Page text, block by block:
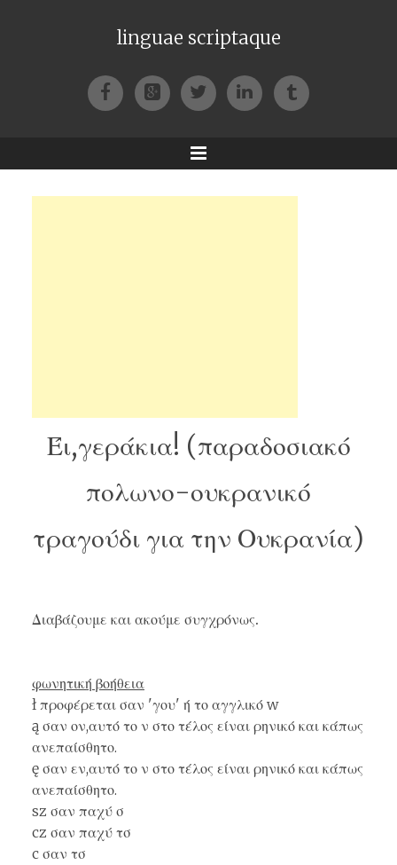
linguae scriptaque
FacebookGoogle+TwitterLinkedIn
Tumblr
Menu
Έι,γεράκια! (παραδοσιακό
πολωνο-ουκρανικό
τραγούδι για την Ουκρανία)
Διαβάζουμε και ακούμε συγχρόνως.
φωνητική βοήθεια
ł προφέρεται σαν 'γου' ή το αγγλικό w
ą σαν ον,αυτό το ν στο τέλος είναι ρηνικό και κάπως
ανεπαίσθητο.
ę σαν εν,αυτό το ν στο τέλος είναι ρηνικό και κάπως
ανεπαίσθητο.
sz σαν παχύ σ
cz σαν παχύ τσ
c σαν τσ